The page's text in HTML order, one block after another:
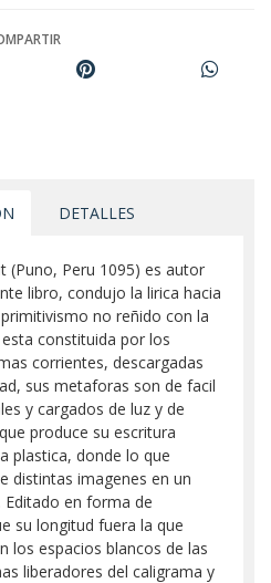
DETALLES
(Puno, Peru 1095) es autor
libro, condujo la lirica hacia
no reñido con la
constituida por los
corrientes, descargadas
sus metaforas son de facil
y cargados de luz y de
produce su escritura
plastica, donde lo que
distintas imagenes en un
en forma de
su longitud fuera la que
los espacios blancos de las
liberadores del caligrama y